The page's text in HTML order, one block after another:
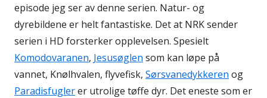
episode jeg ser av denne serien. Natur- og
dyrebildene er helt fantastiske. Det at NRK sender
serien i HD forsterker opplevelsen. Spesielt
Komodovaranen, Jesusøglen som kan løpe på
vannet, Knølhvalen, flyvefisk, Sørsvanedykkeren og
Paradisfuglerer utrolige tøffe dyr. Det eneste som er